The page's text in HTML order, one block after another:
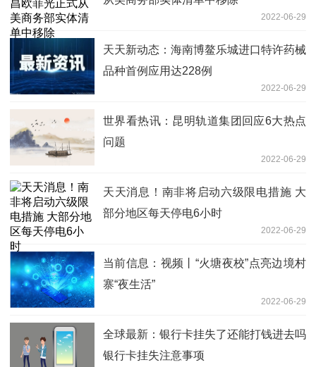
2022-06-29
天天新动态：海南博鳌乐城进口特许药械
品种首例应用达228例
2022-06-29
世界看热讯：昆明轨道集团回应6大热点
问题
2022-06-29
天天消息！南非将启动六级限电措施 大
部分地区每天停电6小时
2022-06-29
当前信息：视频丨“火塘夜校”点亮边境村
寨“夜生活”
2022-06-29
全球最新：银行卡挂失了还能打钱进去吗
银行卡挂失注意事项